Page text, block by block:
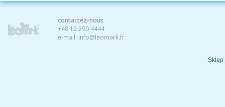
contactez-nous
+48 12 290 4444
e-mail: info@leomark.fr
Sklep